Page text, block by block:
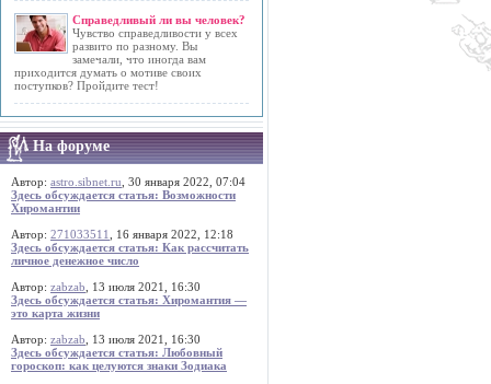
Справедливый ли вы человек?
Чувство справедливости у всех
развито по разному. Вы
замечали, что иногда вам
приходится думать о мотиве своих
поступков? Пройдите тест!
На форуме
Автор: astro.sibnet.ru , 30 января 2022, 07:04
Здесь обсуждается статья: Возможности
Хиромантии
Автор: 271033511
, 16 января 2022, 12:18
Здесь обсуждается статья: Как рассчитать
личное денежное число
Автор: zabzab , 13 июля 2021, 16:30
Здесь обсуждается статья: Хиромантия —
это карта жизни
Автор: zabzab , 13 июля 2021, 16:30
Здесь обсуждается статья: Любовный
гороскоп: как целуются знаки Зодиака